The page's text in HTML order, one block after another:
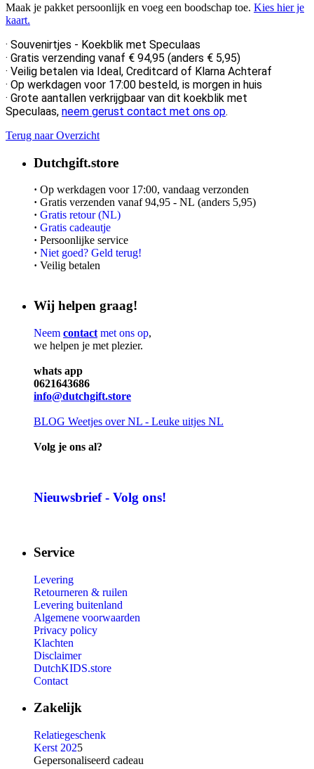
Maak je pakket persoonlijk en voeg een boodschap toe. Kies hier je
kaart.
· Souvenirtjes - Koekblik met Speculaas
· Gratis verzending vanaf € 94,95 (anders € 5,95)
· Veilig betalen via Ideal, Creditcard of Klarna Achteraf
· Op werkdagen voor 17:00 besteld, is morgen in huis
· Grote aantallen verkrijgbaar van dit koekblik met
Speculaas, neem gerust contact met ons op.
Terug naar Overzicht
Dutchgift.store
· Op werkdagen voor 17:00, vandaag verzonden
· Gratis verzenden vanaf 94,95 - NL (anders 5,95)
· Gratis retour (NL)
· Gratis cadeautje
· Persoonlijke service
· Niet goed? Geld terug!
· Veilig betalen
Wij helpen graag!
Neem contact met ons op,
we helpen je met plezier.
whats app
0621643686
info@dutchgift.store
BLOG Weetjes over NL - Leuke uitjes NL
Volg je ons al?
Nieuwsbrief - Volg ons!
Service
Levering
Retourneren & ruilen
Levering buitenland
Algemene voorwaarden
Privacy policy
Klachten
Disclaimer
DutchKIDS.store
Contact
Zakelijk
Relatiegeschenk
Kerst 2025
Gepersonaliseerd cadeau